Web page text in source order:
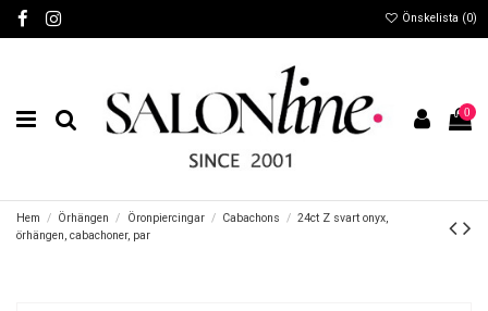
Önskelista (0)
0
Hem Örhängen Öronpiercingar Cabachons
24ct Z svart onyx,
örhängen, cabachoner, par